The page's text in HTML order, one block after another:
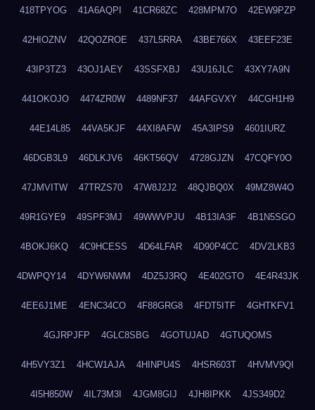
418TPYOG 41A6AQPI 41CR68ZC 428MPM7O 42EW9PZP
42HIOZNV 42QOZROE 437L5RRA 43BE766X 43EEF23E
43IP3TZ3 43OJ1AEY 43SSFXBJ 43U16JLC 43XY7A9N
441OKOJO 4474ZR0W 4489NF37 44AFGVXY 44CGH1H9
44E14L85 44VA5KJF 44XI8AFW 45A3IPS9 4601IURZ
46DGB3L9 46DLKJV6 46KT56QV 4728GJZN 47CQFY0O
47JMVITW 47TRZS70 47W8J2J2 48QJBQ0X 49MZ8W4O
49R1GYE9 49SPF3MJ 49WWVPJU 4B13IA3F 4B1N5SGO
4BOKJ6KQ 4C9HCESS 4D64LFAR 4D90P4CC 4DV2LKB3
4DWPQY14 4DYW6NWM 4DZ5J3RQ 4E402GTO 4E4R43JK
4EE6J1ME 4ENC34CO 4F88GRG8 4FDT5ITF 4GHTKFV1
4GJRPJFP 4GLC8SBG 4GOTUJAD 4GTUQOMS
4H5VY3Z1 4HCW1AJA 4HINPU4S 4HSR603T 4HVMV9QI
4I5H850W 4IL73M3I 4JGM8GIJ 4JH8IPKK 4JS349D2